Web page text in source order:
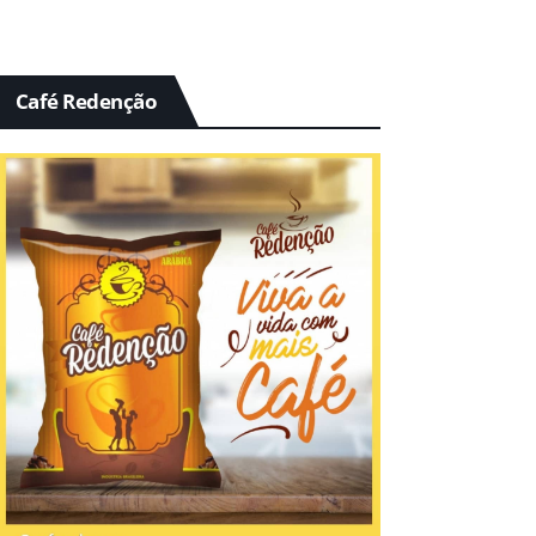
Café Redenção